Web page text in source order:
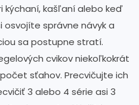
kýchaní, kašľaní alebo keď
správne návyk a
sa postupne stratí.
cvikov niekoľkokrát
sťahov. Precvičujte ich
3 alebo 4 série asi 3